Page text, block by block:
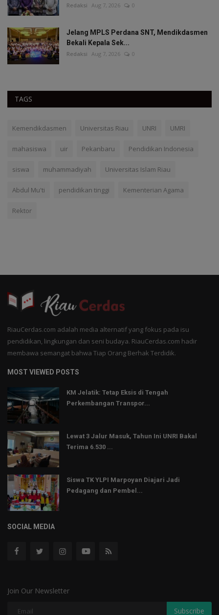
Redaksi Aug 7, 2026 0
Jelang MPLS Perdana SNT, Mendikdasmen
Bekali Kepala Sek...
Redaksi Aug 7, 2026 0
TAGS
Kemendikdasmen Universitas Riau UNRI UMRI
mahasiswa uir Pekanbaru Pendidikan Indonesia
siswa muhammadiyah Universitas Islam Riau
Abdul Mu'ti pendidikan tinggi Kementerian Agama
Rektor
RiauCerdas.com adalah media alternatif yang fokus pada isu
pendidikan, lingkungan dan seni budaya. RiauCerdas.com hadir
membawa semangat bahwa Tiap Orang Berhak Terdidik.
MOST VIEWED POSTS
KM Jelatik: Tetap Eksis di Tengah
Perkembangan Transpor...
Lewat 3 Jalur Masuk, Tahun Ini UNRI Bakal
Terima 6.530 ...
Siswa TK YLPI Marpoyan Diajari Jadi
Pedagang dan Pembel...
SOCIAL MEDIA
Join Our Newsletter
Subscribe